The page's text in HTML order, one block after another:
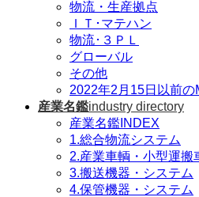
物流・生産拠点
ＩＴ･マテハン
物流･３ＰＬ
グローバル
その他
2022年2月15日以前の
産業名鑑industry directory
産業名鑑INDEX
1.総合物流システム
2.産業車輌・小型運搬
3.搬送機器・システム
4.保管機器・システム